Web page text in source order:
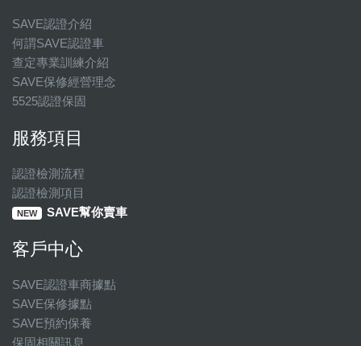
SAVE認證介紹
何謂SAVE認證車
查定專業訓練介紹
SAVE保修經營理念
5525認證保固
服務項目
認證檢測流程
認證檢測項目
NEW SAVE幫你賣車
客戶中心
SAVE認證車商據點
SAVE保修據點
SAVE預約保養
保固相關訊息